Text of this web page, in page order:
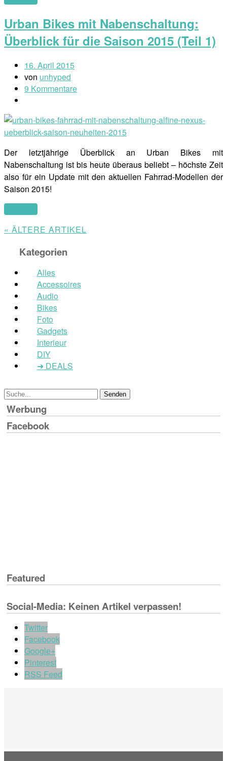
Urban Bikes mit Nabenschaltung:
Überblick für die Saison 2015 (Teil 1)
16. April 2015
von unhyped
9 Kommentare
Der letztjährige Überblick an Urban Bikes mit
Nabenschaltung ist bis heute überaus beliebt – höchste Zeit
also für ein Update mit den aktuellen Fahrrad-Modellen der
Saison 2015!
« ÄLTERE ARTIKEL
Kategorien
Alles
Accessoires
Audio
Bikes
Foto
Gadgets
Interieur
DIY
➔ DEALS
Werbung
Facebook
Featured
Social-Media: Keinen Artikel verpassen!
Twitter
Facebook
Google+
Pinterest
RSS Feed